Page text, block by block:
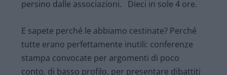
persino dalle associazioni. Dieci in sole 4 ore.
E sapete perché le abbiamo cestinate? Perché
tutte erano perfettamente inutili: conferenze
stampa convocate per argomenti di poco
conto, di basso profilo, per presentare dibattiti